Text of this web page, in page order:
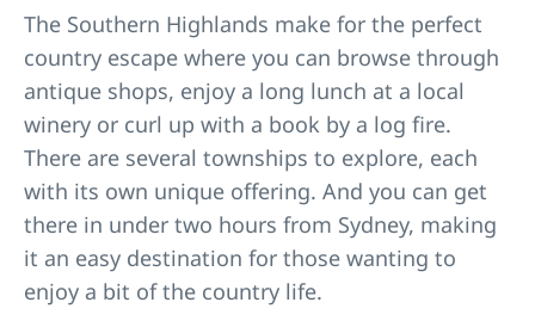
The Southern Highlands make for the perfect
country escape where you can browse through
antique shops, enjoy a long lunch at a local
winery or curl up with a book by a log fire.
There are several townships to explore, each
with its own unique offering. And you can get
there in under two hours from Sydney, making
it an easy destination for those wanting to
enjoy a bit of the country life.